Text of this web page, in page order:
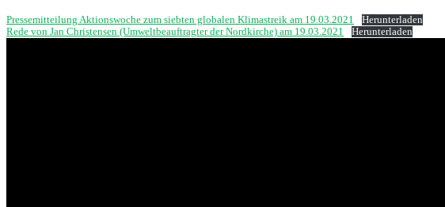
Pressemitteilung Aktionswoche zum siebten globalen Klimastreik am 19.03.2021
Herunterladen
Rede von Jan Christensen (Umweltbeauftragter der Nordkirche) am 19.03.2021
Herunterladen